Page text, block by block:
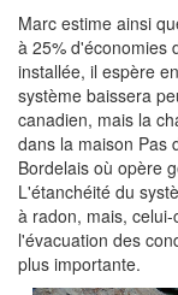
Marc estime ainsi
à 25% d'économies
installée, il espère
système baissera
canadien, mais la
dans la maison Pas
Bordelais où opère
L'étanchéité du
à radon, mais,
l'évacuation des
plus importante.